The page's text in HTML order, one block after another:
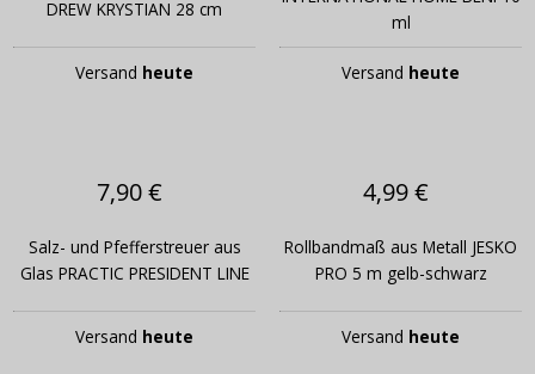
DREW KRYSTIAN 28 cm
Versand heute
ml
Versand heute
7,90 €
Salz- und Pfefferstreuer aus
Glas PRACTIC PRESIDENT LINE
Versand heute
4,99 €
Rollbandmaß aus Metall JESKO
PRO 5 m gelb-schwarz
Versand heute